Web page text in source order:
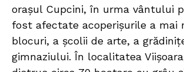
orașul Cupcini, în urma vântului
fost afectate acoperișurile a mai
blocuri, a școlii de arte, a
gimnaziului. În localitatea